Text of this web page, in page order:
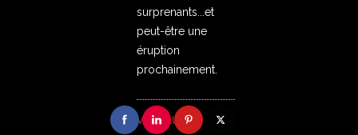
surprenants...et
peut-être une
éruption
prochainement.
VOIR PLUS